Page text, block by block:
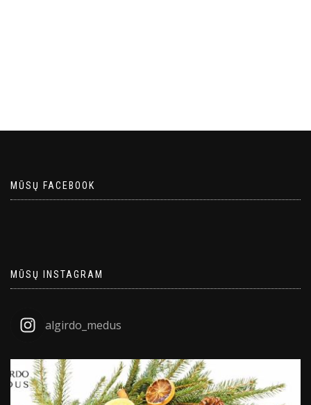
MŪSŲ FACEBOOK
MŪSŲ INSTAGRAM
algirdo_medus